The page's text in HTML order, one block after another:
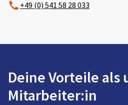
+49 (0) 541 58 28 033
Deine Vorteile als
Mitarbeiter:in